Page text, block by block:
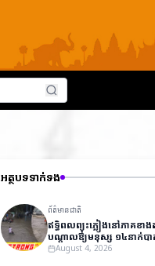
អត្ថបទទាក់ទង
ព័ត៌មានជាតិ
ឥទ្ធិពលព្យុះភ្លៀងនៅភាគខាង
បណ្តាលឱ្យមនុស្ស ១៤នាក់ប
ជាង ៧,០០០នាក់ត្រូវជម្លៀសខ្លួ
August 4, 2026